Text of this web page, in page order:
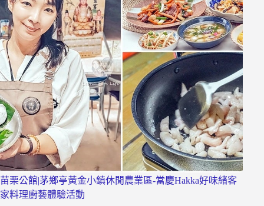
苗栗公館|茅鄉亭黃金小鎮休閒農業區-當慶Hakka好味緒客
家料理廚藝體驗活動